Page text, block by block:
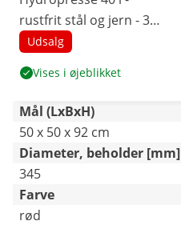
rustfrit stål og jern - 3
bar - inkl. 5 presseduge -
Udsalg
Vises i øjeblikket
Mål (LxBxH)
50 x 50 x 92 cm
Diameter, beholder [mm]
345
Farve
rød